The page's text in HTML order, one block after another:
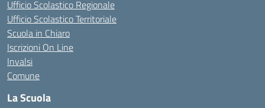
Ufficio Scolastico Regionale
Ufficio Scolastico Territoriale
Scuola in Chiaro
Iscrizioni On Line
Invalsi
Comune
La Scuola